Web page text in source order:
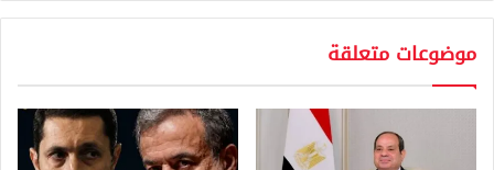
موضوعات متعلقة